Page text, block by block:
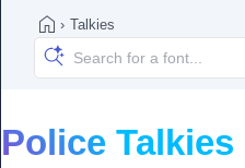
› Talkies
Police Talkies